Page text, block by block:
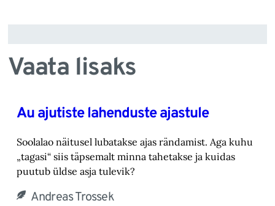
Vaata lisaks
Au ajutiste lahenduste ajastule
Soolalao näitusel lubatakse ajas rändamist. Aga kuhu
„tagasi“ siis täpsemalt minna tahetakse ‎ja kuidas
puutub üldse asja tulevik?‎
Andreas Trossek